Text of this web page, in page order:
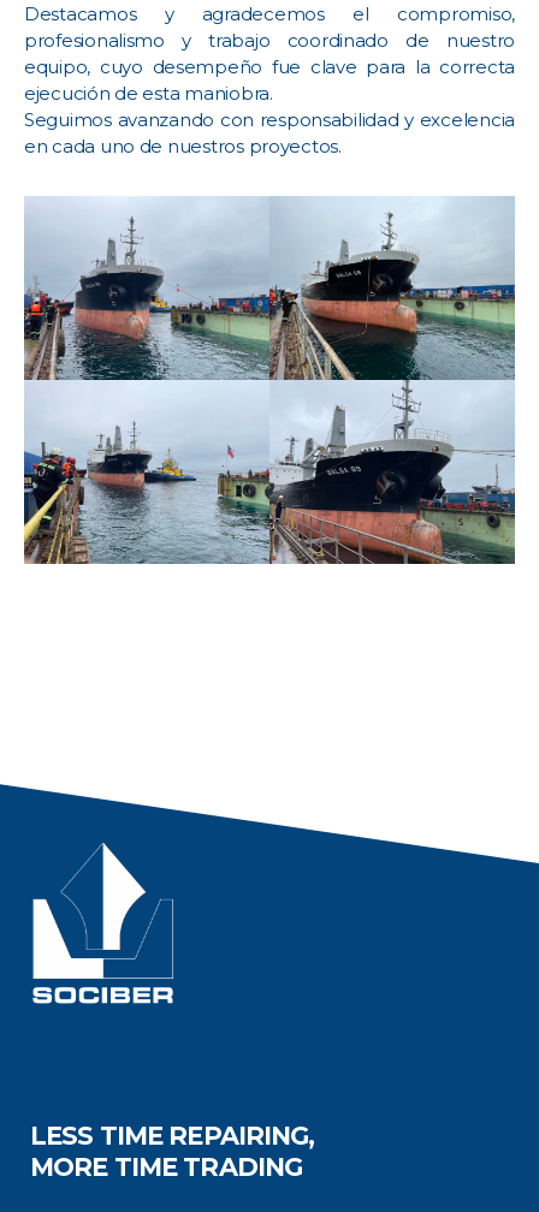
Destacamos y agradecemos el compromiso,
profesionalismo y trabajo coordinado de nuestro
equipo, cuyo desempeño fue clave para la correcta
ejecución de esta maniobra.
Seguimos avanzando con responsabilidad y excelencia
en cada uno de nuestros proyectos.
LESS TIME REPAIRING,
MORE TIME TRADING